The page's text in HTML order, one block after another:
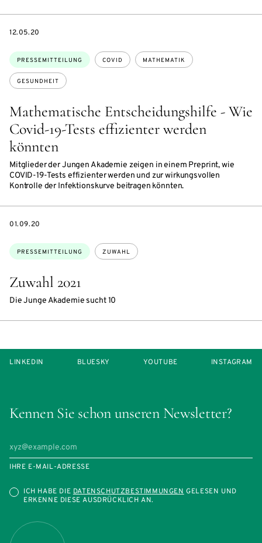
Mathematische Entscheidungshilfe - Wie
Covid-19-Tests effizienter werden
könnten
Mitglieder der Jungen Akademie zeigen in einem Preprint, wie
COVID-19-Tests effizienter werden und zur wirkungsvollen
Kontrolle der Infektionskurve beitragen könnten.
Themen:
PRESSEMITTEILUNG COVID MATHEMATIK
GESUNDHEIT
DATE
12.05.20
Zuwahl 2021
Die Junge Akademie sucht 10
Themen:
PRESSEMITTEILUNG ZUWAHL
DATE
01.09.20
Kennen Sie schon unseren Newsletter?
IHRE E-MAIL-ADRESSE
ICH HABE DIEDATENSCHUTZBESTIMMUNGENGELESEN UND
ERKENNE DIESE AUSDRÜCKLICH AN.
LINKEDIN BLUESKY YOUTUBE INSTAGRAM